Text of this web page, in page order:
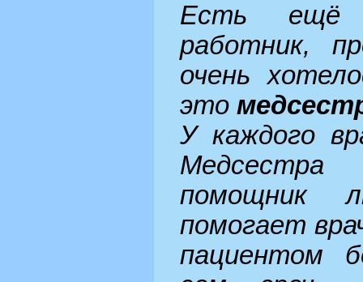
Есть ещё
работник,
очень
это
У каждого
помощник
помогает
пациентом